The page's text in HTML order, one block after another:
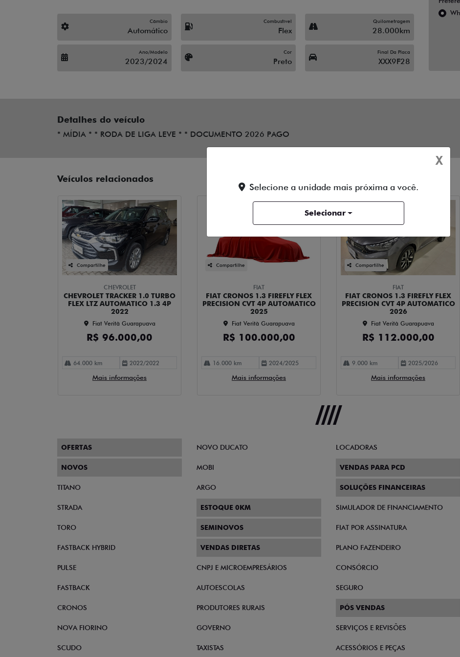
Câmbio
Automático
Combustível
Flex
Quilometragem
28.000km
Ano/Modelo
2023/2024
Cor
Preto
Final Da Placa
XXX9F28
Detalhes do veículo
* MÍDIA * * RODA DE LIGA LEVE * * DOCUMENTO 2026 PAGO
Veículos relacionados
Compartilhe
CHEVROLET
CHEVROLET TRACKER 1.0 TURBO
FLEX LTZ AUTOMATICO 1.3 4P
2022
Fiat Verità Guarapuava
R$ 96.000,00
64.000 km 2022/2022
Mais informações
Compartilhe
FIAT
FIAT CRONOS 1.3 FIREFLY FLEX
PRECISION CVT 4P AUTOMATICO
2025
Fiat Verità Guarapuava
R$ 100.000,00
16.000 km 2024/2025
Mais informações
Compartilhe
FIAT
FIAT CRONOS 1.3 FIREFLY FLEX
PRECISION CVT 4P AUTOMATICO
2026
Fiat Verità Guarapuava
R$ 112.000,00
9.000 km 2025/2026
Mais informações
OFERTAS
NOVOS
TITANO
STRADA
TORO
FASTBACK HYBRID
PULSE
FASTBACK
CRONOS
NOVA FIORINO
SCUDO
NOVO DUCATO
MOBI
ARGO
ESTOQUE 0KM
SEMINOVOS
VENDAS DIRETAS
CNPJ E MICROEMPRESÁRIOS
AUTOESCOLAS
PRODUTORES RURAIS
GOVERNO
TAXISTAS
LOCADORAS
VENDAS PARA PCD
SOLUÇÕES FINANCEIRAS
SIMULADOR DE FINANCIAMENTO
FIAT POR ASSINATURA
PLANO FAZENDEIRO
CONSÓRCIO
SEGURO
PÓS VENDAS
SERVIÇOS E REVISÕES
ACESSÓRIOS E PEÇAS
X
Selecione a unidade mais próxima a você.
Selecionar